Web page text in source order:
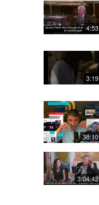
4:53
3:19
38:10
3:04:42